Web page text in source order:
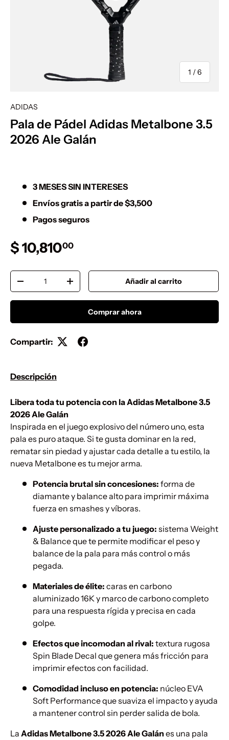
1 /de
6
ADIDAS
Pala de Pádel Adidas Metalbone 3.5
2026 Ale Galán
3 MESES SIN INTERESES
Envíos gratis a partir de $3,500
Pagos seguros
Precio normal
$ 10,81000
Cant.
Disminuir cantidadAumentar la cantidadAñadir al carrito
Comprar ahora
Compartir:
Descripción
Libera toda tu potencia con la Adidas Metalbone 3.5
2026 Ale Galán
Inspirada en el juego explosivo del número uno, esta
pala es puro ataque. Si te gusta dominar en la red,
rematar sin piedad y ajustar cada detalle a tu estilo, la
nueva Metalbone es tu mejor arma.
Potencia brutal sin concesiones: forma de
diamante y balance alto para imprimir máxima
fuerza en smashes y víboras.
Ajuste personalizado a tu juego: sistema Weight
& Balance que te permite modificar el peso y
balance de la pala para más control o más
pegada.
Materiales de élite: caras en carbono
aluminizado 16K y marco de carbono completo
para una respuesta rígida y precisa en cada
golpe.
Efectos que incomodan al rival: textura rugosa
Spin Blade Decal que genera más fricción para
imprimir efectos con facilidad.
Comodidad incluso en potencia: núcleo EVA
Soft Performance que suaviza el impacto y ayuda
a mantener control sin perder salida de bola.
La Adidas Metalbone 3.5 2026 Ale Galán es una pala